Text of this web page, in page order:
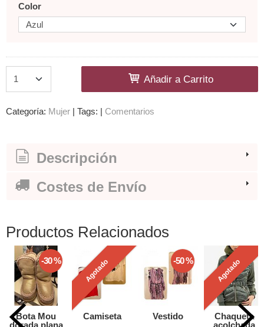
Color
Añadir a Carrito
Categoría: Mujer | Tags: | Comentarios
Descripción
Costes de Envío
Productos Relacionados
-30 %
Bota Mou
dorada plana
Agotado
Camiseta
-50 %
Vestido
Agotado
Chaqueta
acolchada